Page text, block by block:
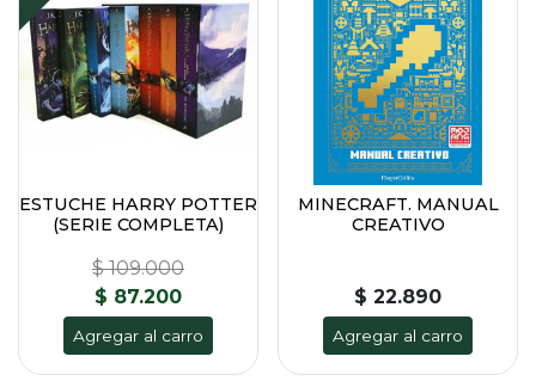
ESTUCHE HARRY POTTER
(SERIE COMPLETA)
$ 109.000
$ 87.200
Agregar al carro
MINECRAFT. MANUAL
CREATIVO
$ 22.890
Agregar al carro